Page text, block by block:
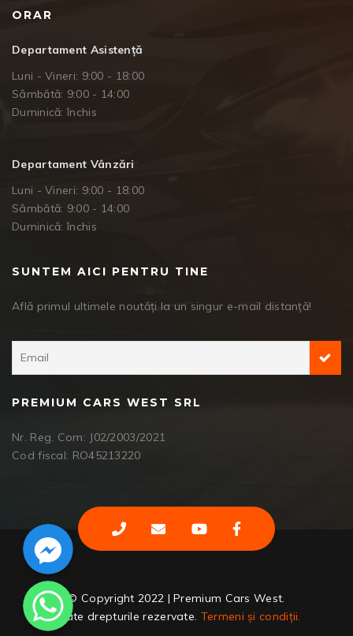
ORAR
Departament Asistență
Luni - Vineri: 9:00 - 18:00
Sâmbătă: 9:00 - 14:00
Duminică: închis
Departament Vânzări
Luni - Vineri: 9:00 - 18:00
Sâmbătă: 9:00 - 14:00
Duminică: închis
SUNTEM AICI PENTRU TINE
Află primul ultimele noutăți la un singur e-mail distanță!
PREMIUM CARS WEST SRL
Nr. Reg. Com: J02/2003/2021
Cod fiscal: RO45213220
© Copyright 2022 | Premium Cars West.
Toate drepturile rezervate. Termeni și condiții.
Facebook Messenger
WhatsApp